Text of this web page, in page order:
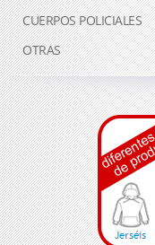
CUERPOS POLICIALES
OTRAS